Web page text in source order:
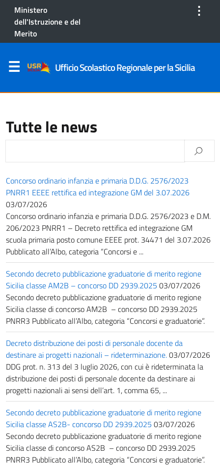
Ministero
dell'Istruzione e del
Merito
⋮
Ufficio Scolastico Regionale per la Sicilia
Tutte le news
Concorso ordinario infanzia e primaria D.D.G. 2576/2023
PNRR1 EEEE rettifica ed integrazione GM del 3.07.2026
03/07/2026
Concorso ordinario infanzia e primaria D.D.G. 2576/2023 e D.M.
206/2023 PNRR1 – Decreto rettifica ed integrazione GM
scuola primaria posto comune EEEE prot. 34471 del 3.07.2026
Pubblicato all’Albo, categoria “Concorsi e ...
Secondo decreto pubblicazione graduatorie di merito regione
Sicilia classe AM2B – concorso DD 2939.2025 03/07/2026
Secondo decreto pubblicazione graduatorie di merito regione
Sicilia classe di concorso AM2B – concorso DD 2939.2025
PNRR3 Pubblicato all’Albo, categoria “Concorsi e graduatorie”.
Decreto distribuzione dei posti di personale docente da
destinare ai progetti nazionali – rideterminazione.03/07/2026
DDG prot. n. 313 del 3 luglio 2026, con cui è rideterminata la
distribuzione dei posti di personale docente da destinare ai
progetti nazionali ai sensi dell’art. 1, comma 65, ...
Secondo decreto pubblicazione graduatorie di merito regione
Sicilia classe AS2B- concorso DD 2939.2025 03/07/2026
Secondo decreto pubblicazione graduatorie di merito regione
Sicilia classe di concorso AS2B – concorso DD 2939.2025
PNRR3 Pubblicato all’Albo, categoria “Concorsi e graduatorie”.